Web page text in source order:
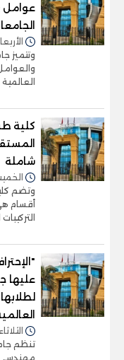
الأربعاء 27/يناير/2021
وتتميز
العالمية
كلية
شاملة
الخميس 21/يناير/
أقسام
عليها
الثلاثاء 19/يناير/2021 -
تنظم
مهندسى